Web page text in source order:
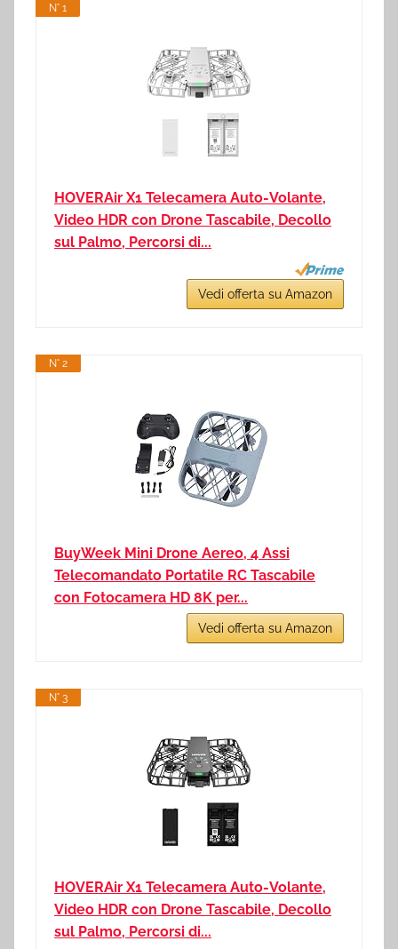
N° 1
HOVERAir X1 Telecamera Auto-Volante,
Video HDR con Drone Tascabile, Decollo
sul Palmo, Percorsi di...
Vedi offerta su Amazon
N° 2
BuyWeek Mini Drone Aereo, 4 Assi
Telecomandato Portatile RC Tascabile
con Fotocamera HD 8K per...
Vedi offerta su Amazon
N° 3
HOVERAir X1 Telecamera Auto-Volante,
Video HDR con Drone Tascabile, Decollo
sul Palmo, Percorsi di...